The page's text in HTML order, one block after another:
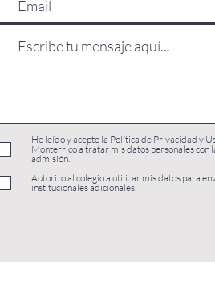
He leído y acepto la Política de Privacidad y
Monterrico a tratar mis datos personales
admisión.
Autorizo al colegio a utilizar mis datos para
institucionales adicionales.